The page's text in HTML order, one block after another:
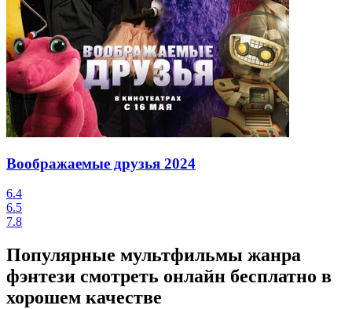
Воображаемые друзья 2024
6.4
6.5
7.8
Популярные мультфильмы жанра
фэнтези смотреть онлайн бесплатно в
хорошем качестве